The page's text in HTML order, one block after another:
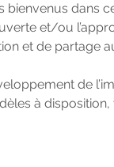
bienvenus dans
et/ou
et de partage
de
à